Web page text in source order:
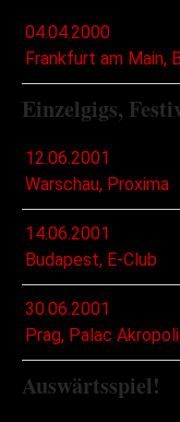
04.04.2000
Frankfurt am Main,
Einzelgigs,
12.06.2001
Warschau, Proxima
14.06.2001
Budapest, E-Club
30.06.2001
Prag, Palac
Auswärtsspiel!